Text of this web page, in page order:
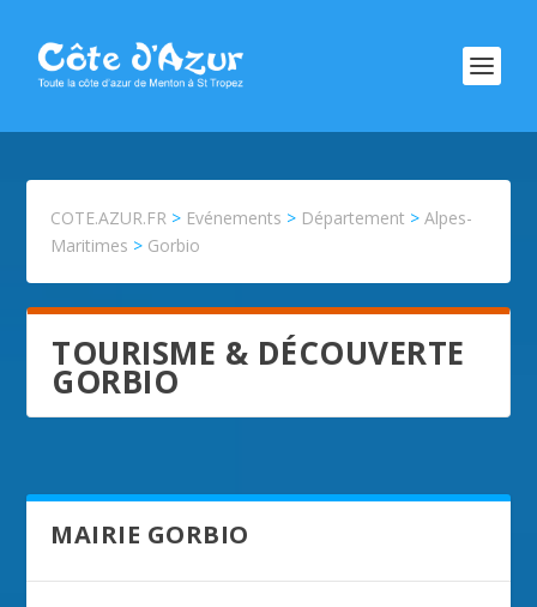
COTE.AZUR.FR > Evénements > Département >Alpes-
Maritimes > Gorbio
TOURISME & DÉCOUVERTE
GORBIO
MAIRIE GORBIO